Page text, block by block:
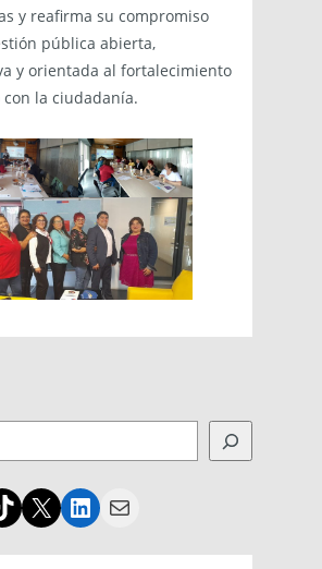
y reafirma su compromiso
pública abierta,
y orientada al fortalecimiento
la ciudadanía.
X LinkedIn
Mail